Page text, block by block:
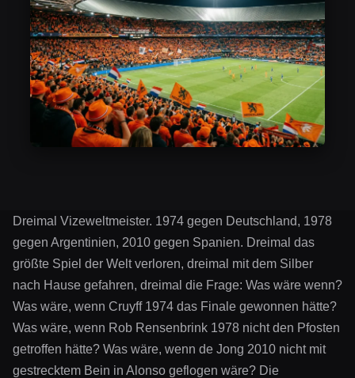
Dreimal Vizeweltmeister. 1974 gegen Deutschland, 1978
gegen Argentinien, 2010 gegen Spanien. Dreimal das
größte Spiel der Welt verloren, dreimal mit dem Silber
nach Hause gefahren, dreimal die Frage: Was wäre wenn?
Was wäre, wenn Cruyff 1974 das Finale gewonnen hätte?
Was wäre, wenn Rob Rensenbrink 1978 nicht den Pfosten
getroffen hätte? Was wäre, wenn de Jong 2010 nicht mit
gestrecktem Bein in Alonso geflogen wäre? Die